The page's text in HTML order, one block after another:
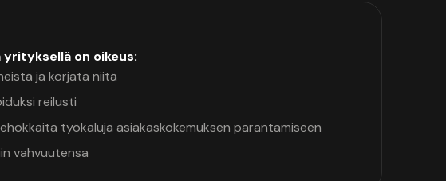
yrityksellä on oikeus:
ja korjata niitä
reilusti
työkaluja asiakaskokemuksen parantamiseen
vahvuutensa